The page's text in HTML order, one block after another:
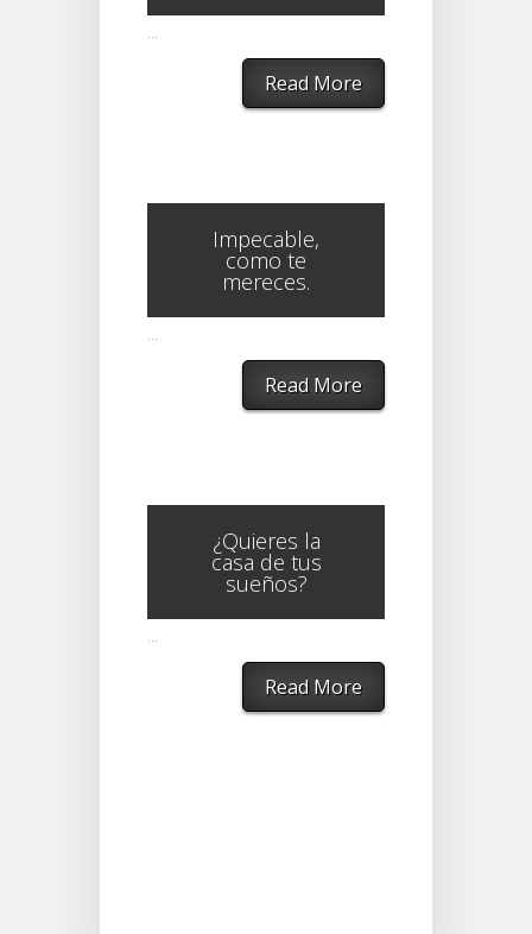
...
Read More
Impecable,
como te
mereces.
...
Read More
¿Quieres la
casa de tus
sueños?
...
Read More